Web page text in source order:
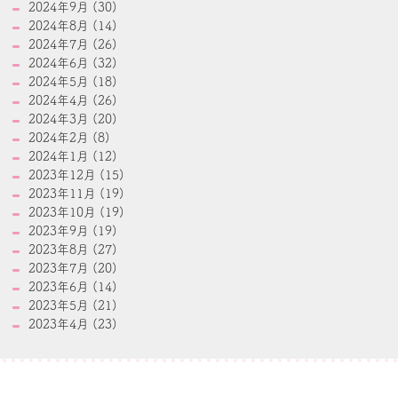
2024年9月 (30)
2024年8月 (14)
2024年7月 (26)
2024年6月 (32)
2024年5月 (18)
2024年4月 (26)
2024年3月 (20)
2024年2月 (8)
2024年1月 (12)
2023年12月 (15)
2023年11月 (19)
2023年10月 (19)
2023年9月 (19)
2023年8月 (27)
2023年7月 (20)
2023年6月 (14)
2023年5月 (21)
2023年4月 (23)